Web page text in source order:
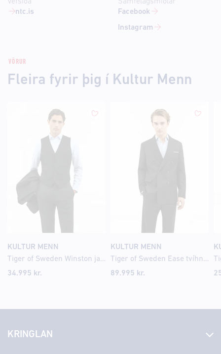
ntc.is
Facebook
Instagram
VÖRUR
Fleira fyrir þig í Kultur Menn
KULTUR MENN
Tiger of Sweden Winston jakkafatavesti
34.995 kr.
KULTUR MENN
Tiger of Sweden Ease tvíhnepptur blazer jakki
89.995 kr.
KRINGLAN